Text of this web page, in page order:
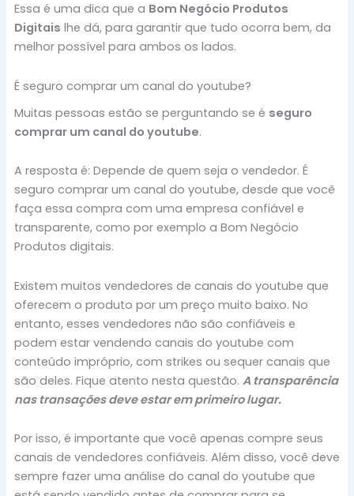
Essa é uma dica que a Bom Negócio Produtos
Digitais lhe dá, para garantir que tudo ocorra bem, da
melhor possível para ambos os lados.
É seguro comprar um canal do youtube?
Muitas pessoas estão se perguntando se é seguro
comprar um canal do youtube.
A resposta é: Depende de quem seja o vendedor. É
seguro comprar um canal do youtube, desde que você
faça essa compra com uma empresa confiável e
transparente, como por exemplo a Bom Negócio
Produtos digitais.
Existem muitos vendedores de canais do youtube que
oferecem o produto por um preço muito baixo. No
entanto, esses vendedores não são confiáveis e
podem estar vendendo canais do youtube com
conteúdo impróprio, com strikes ou sequer canais que
são deles. Fique atento nesta questão. A transparência
nas transações deve estar em primeiro lugar.
Por isso, é importante que você apenas compre seus
canais de vendedores confiáveis. Além disso, você deve
sempre fazer uma análise do canal do youtube que